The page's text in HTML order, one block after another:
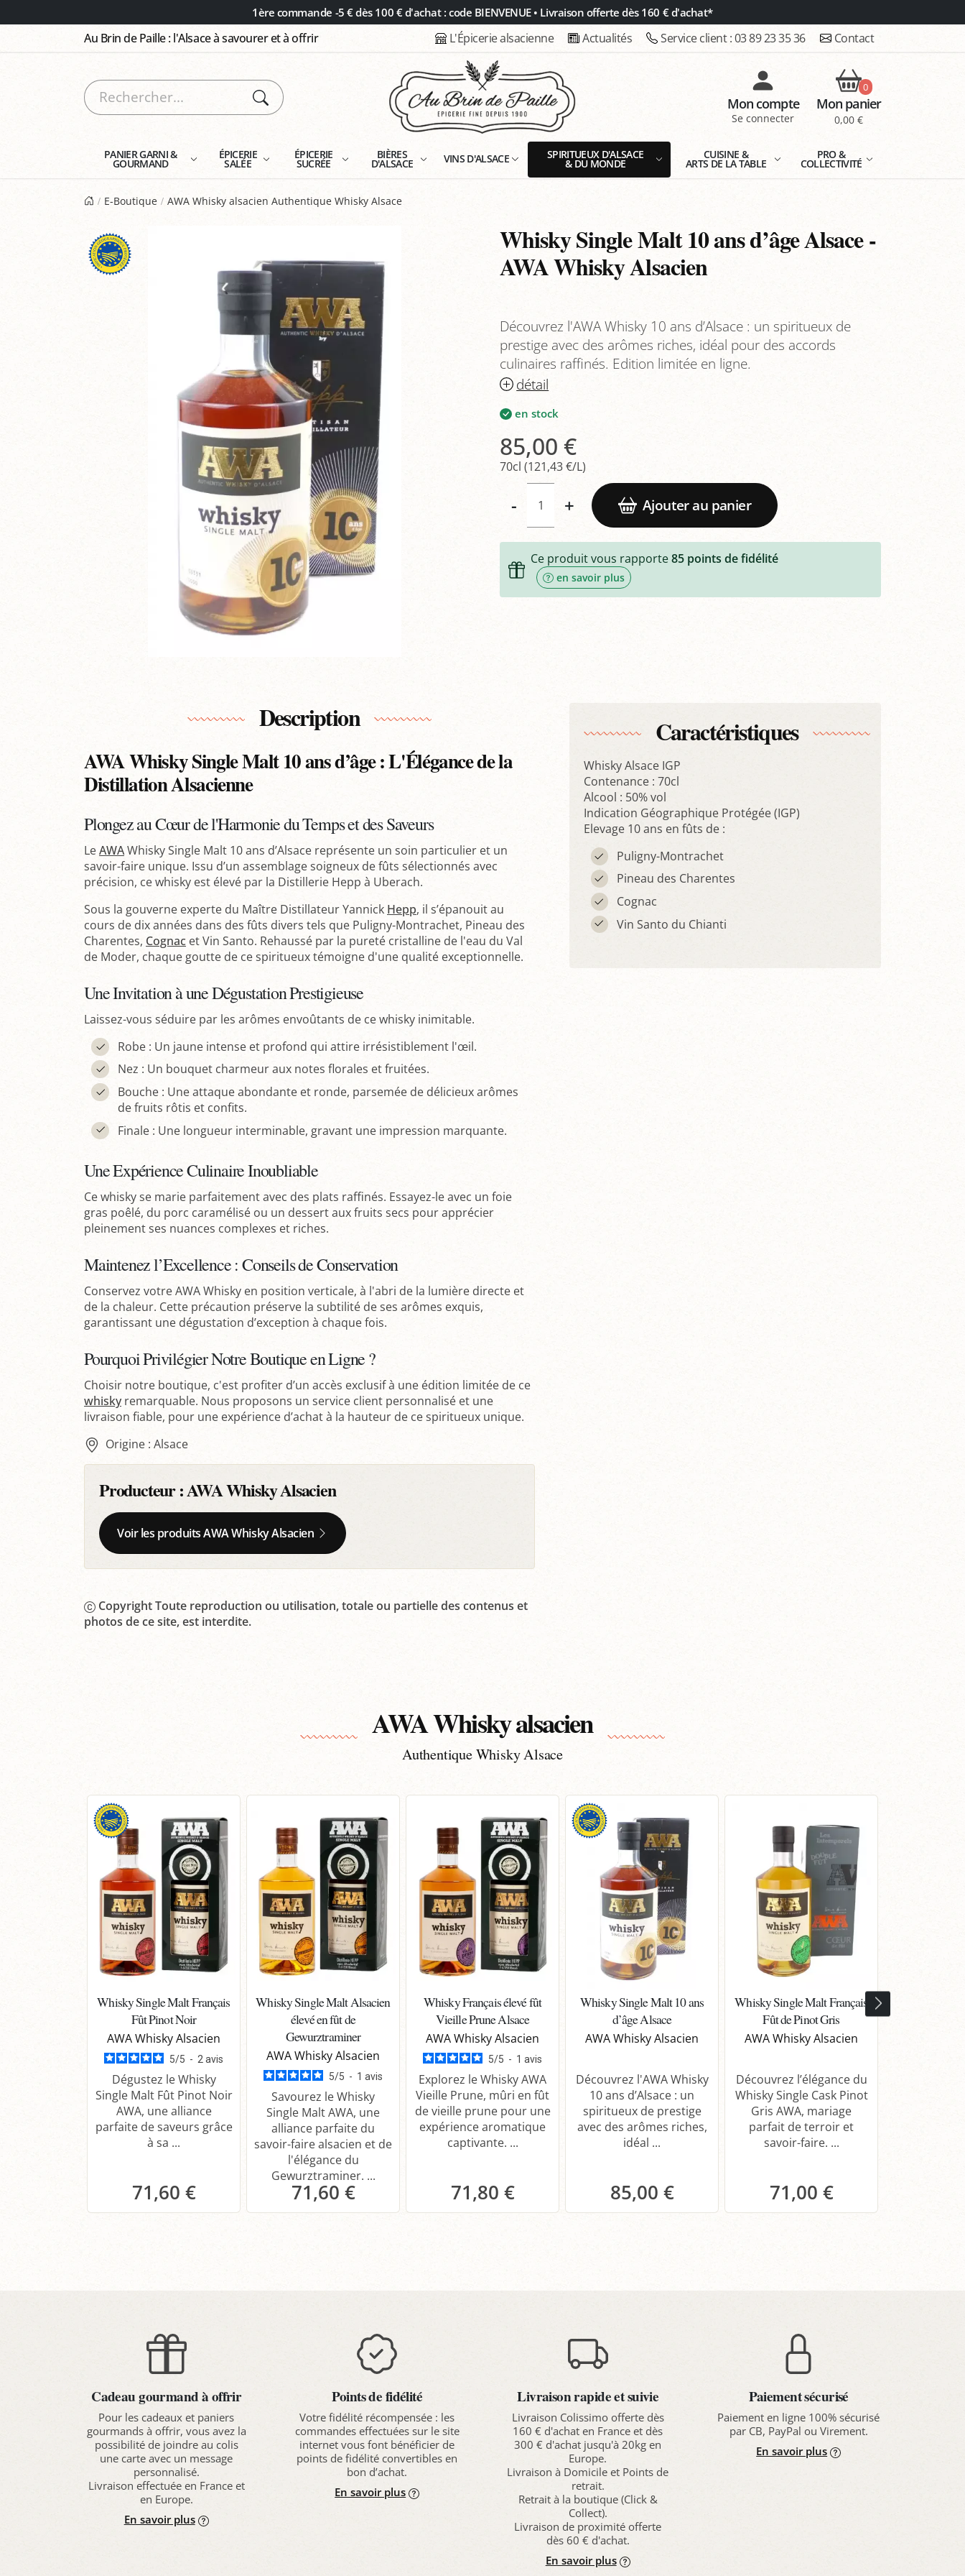
1ère commande -5 € dès 100 € d'achat : code BIENVENUE • Livraison offerte dès 160 € d'achat*
Au Brin de Paille : l'Alsace à savourer et à offrir L'Épicerie alsacienne Actualités Service client :03 89 23 35 36 Contact
Mon compte
Se connecter
0
Mon panier
0,00 €
PANIER GARNI &
GOURMAND
ÉPICERIE
SALÉE
ÉPICERIE
SUCRÉE
BIÈRES
D'ALSACE VINS D'ALSACE SPIRITUEUX D'ALSACE
& DU MONDE
CUISINE &
ARTS DE LA TABLE
PRO &
COLLECTIVITÉ
E-Boutique AWA Whisky alsacien Authentique Whisky Alsace
Whisky Single Malt 10 ans d’âge Alsace -
AWA Whisky Alsacien
Découvrez l'AWA Whisky 10 ans d’Alsace : un spiritueux de
prestige avec des arômes riches, idéal pour des accords
culinaires raffinés. Edition limitée en ligne.
détail
en stock
85,00 €
70cl (121,43 €/L)
- + Ajouter au panier
Ce produit vous rapporte85 points de fidélité
en savoir plus
Description
AWA Whisky Single Malt 10 ans d’âge : L'Élégance de la
Distillation Alsacienne
Plongez au Cœur de l'Harmonie du Temps et des Saveurs
LeAWAWhisky Single Malt 10 ans d’Alsace représente un soin particulier et un
savoir-faire unique. Issu d’un assemblage soigneux de fûts sélectionnés avec
précision, ce whisky est élevé par la Distillerie Hepp à Uberach.
Sous la gouverne experte du Maître Distillateur Yannick Hepp, il s’épanouit au
cours de dix années dans des fûts divers tels que Puligny-Montrachet, Pineau des
Charentes, Cognacet Vin Santo. Rehaussé par la pureté cristalline de l'eau du Val
de Moder, chaque goutte de ce spiritueux témoigne d'une qualité exceptionnelle.
Une Invitation à une Dégustation Prestigieuse
Laissez-vous séduire par les arômes envoûtants de ce whisky inimitable.
Robe : Un jaune intense et profond qui attire irrésistiblement l'œil.
Nez : Un bouquet charmeur aux notes florales et fruitées.
Bouche : Une attaque abondante et ronde, parsemée de délicieux arômes
de fruits rôtis et confits.
Finale : Une longueur interminable, gravant une impression marquante.
Une Expérience Culinaire Inoubliable
Ce whisky se marie parfaitement avec des plats raffinés. Essayez-le avec un foie
gras poêlé, du porc caramélisé ou un dessert aux fruits secs pour apprécier
pleinement ses nuances complexes et riches.
Maintenez l’Excellence : Conseils de Conservation
Conservez votre AWA Whisky en position verticale, à l'abri de la lumière directe et
de la chaleur. Cette précaution préserve la subtilité de ses arômes exquis,
garantissant une dégustation d’exception à chaque fois.
Pourquoi Privilégier Notre Boutique en Ligne ?
Choisir notre boutique, c'est profiter d’un accès exclusif à une édition limitée de ce
whisky remarquable. Nous proposons un service client personnalisé et une
livraison fiable, pour une expérience d’achat à la hauteur de ce spiritueux unique.
Origine : Alsace
Producteur :AWA Whisky Alsacien
Voir les produits AWA Whisky Alsacien
Copyright Toute reproduction ou utilisation, totale ou partielle des contenus et
photos de ce site, est interdite.
Caractéristiques
Whisky Alsace IGP
Contenance : 70cl
Alcool : 50% vol
Indication Géographique Protégée (IGP)
Elevage 10 ans en fûts de :
Puligny-Montrachet
Pineau des Charentes
Cognac
Vin Santo du Chianti
AWA Whisky alsacien
Authentique Whisky Alsace
Whisky Single Malt Français
Fût Pinot Noir
AWA Whisky Alsacien
5/5 - 2 avis
Dégustez le Whisky
Single Malt Fût Pinot Noir
AWA, une alliance
parfaite de saveurs grâce
à sa ...
71,60 €
Whisky Single Malt Alsacien
élevé en fût de
Gewurztraminer
AWA Whisky Alsacien
5/5 - 1 avis
Savourez le Whisky
Single Malt AWA, une
alliance parfaite du
savoir-faire alsacien et de
l'élégance du
Gewurztraminer. ...
71,60 €
Whisky Français élevé fût
Vieille Prune Alsace
AWA Whisky Alsacien
5/5 - 1 avis
Explorez le Whisky AWA
Vieille Prune, mûri en fût
de vieille prune pour une
expérience aromatique
captivante. ...
71,80 €
Whisky Single Malt 10 ans
d’âge Alsace
AWA Whisky Alsacien
Découvrez l'AWA Whisky
10 ans d’Alsace : un
spiritueux de prestige
avec des arômes riches,
idéal ...
85,00 €
Whisky Single Malt Français
Fût de Pinot Gris
AWA Whisky Alsacien
Découvrez l’élégance du
Whisky Single Cask Pinot
Gris AWA, mariage
parfait de terroir et
savoir-faire. ...
71,00 €
Cadeau gourmand à offrir
Pour les cadeaux et paniers
gourmands à offrir, vous avez la
possibilité de joindre au colis
une carte avec un message
personnalisé.
Livraison effectuée en France et
en Europe.
En savoir plus
Points de fidélité
Votre fidélité récompensée : les
commandes effectuées sur le site
internet vous font bénéficier de
points de fidélité convertibles en
bon d’achat.
En savoir plus
Livraison rapide et suivie
Livraison Colissimo offerte dès
160 € d'achat en France et dès
300 € d'achat jusqu'à 20kg en
Europe.
Livraison à Domicile et Points de
retrait.
Retrait à la boutique (Click &
Collect).
Livraison de proximité offerte
dès 60 € d'achat.
En savoir plus
Paiement sécurisé
Paiement en ligne 100% sécurisé
par CB, PayPal ou Virement.
En savoir plus